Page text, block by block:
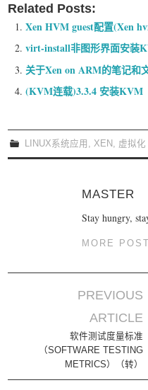
Related Posts:
Xen HVM guest配置(Xen
virt-install非图形界面安装
关于Xen on ARM的笔记和
(KVM连载)3.3.4 安装KVM
LINUX系统应用 ,XEN , 虚拟化
MASTER
Stay hungry,
MORE
Post navigation
PREVIOUS
ARTICLE
软件测试度量标准
（SOFTWARE TESTING
METRICS）（转）